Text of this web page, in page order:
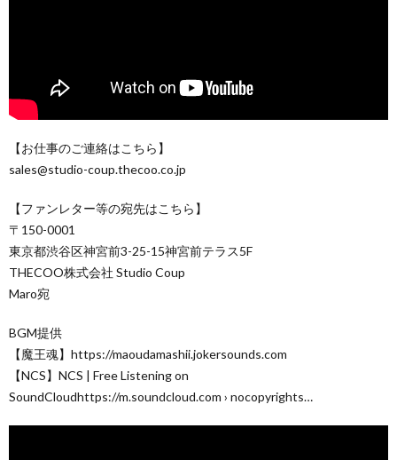
【お仕事のご連絡はこちら】
sales@studio-coup.thecoo.co.jp
【ファンレター等の宛先はこちら】
〒150-0001
東京都渋谷区神宮前3-25-15神宮前テラス5F
THECOO株式会社 Studio Coup
Maro宛
BGM提供
【魔王魂】https://maoudamashii.jokersounds.com
【NCS】NCS | Free Listening on
SoundCloudhttps://m.soundcloud.com › nocopyrights…